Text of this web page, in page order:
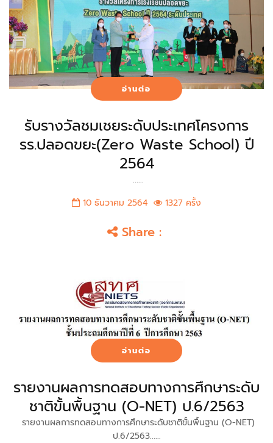
อ่านต่อ
รับรางวัลชมเชยระดับประเทศโครงการ
รร.ปลอดขยะ(Zero Waste School) ปี
2564
......
10 ธันวาคม 2564
1327 ครั้ง
Share :
อ่านต่อ
รายงานผลการทดสอบทางการศึกษาระดับ
ชาติขั้นพื้นฐาน (O-NET) ป.6/2563
รายงานผลการทดสอบทางการศึกษาระดับชาติขั้นพื้นฐาน (O-NET)
ป.6/2563......